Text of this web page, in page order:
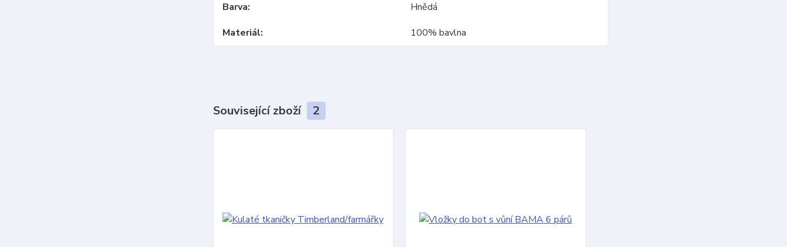
Barva
Hnědá
Materiál
100% bavlna
Související zboží 2